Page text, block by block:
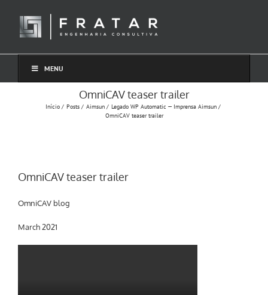
conteúdo
MENU
OmniCAV teaser trailer
Início Posts Aimsun
Legado WP Automatic — Imprensa Aimsun
OmniCAV teaser trailer
OmniCAV teaser trailer
OmniCAV blog
March 2021